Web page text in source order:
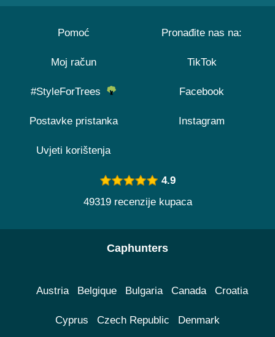
Pomoć
Moj račun
#StyleForTrees
Postavke pristanka
Uvjeti korištenja
Pronađite nas na:
TikTok
Facebook
Instagram
4.9
49319 recenzije kupaca
Caphunters
Austria Belgique Bulgaria Canada Croatia
Cyprus Czech Republic Denmark